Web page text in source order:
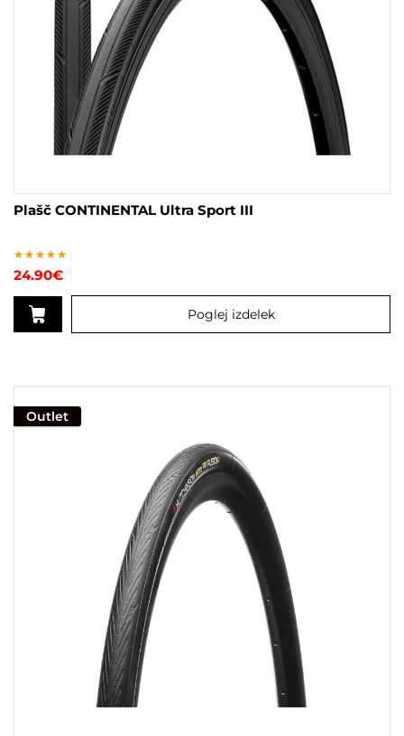
Plašč CONTINENTAL Ultra Sport III
Ocenjeno
5.00
24.90€
Poglej izdelek
različic.
Outlet